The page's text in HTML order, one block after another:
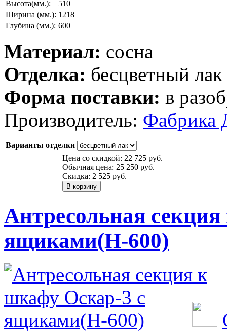
Высота(мм.):
510
Ширина (мм.): 1218
Глубина (мм.): 600
Материал: сосна
Отделка: бесцветный лак
Форма поставки: в
Производитель: Фабрика
Варианты отделки
Цена со скидкой: 22 725 руб.
Обычная цена: 25 250 руб.
Скидка: 2 525 руб.
Антресольная
ящиками(Н-600)